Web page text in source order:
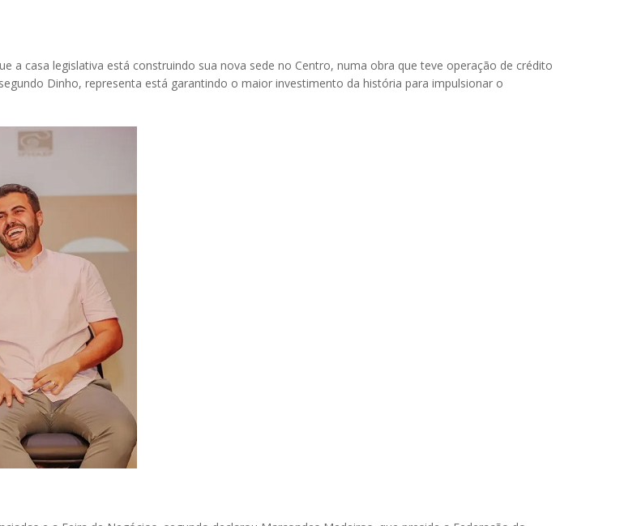
a casa legislativa está construindo sua nova sede no Centro, numa obra que teve operação de crédito
Dinho, representa está garantindo o maior investimento da história para impulsionar o